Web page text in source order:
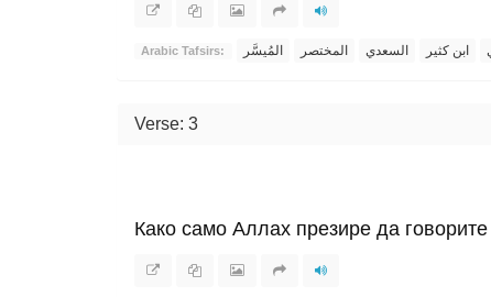
Arabic Tafsirs: المُيسَّر المختصر السعدي ابن كثير
Verse: 3
Како само Аллах презире да